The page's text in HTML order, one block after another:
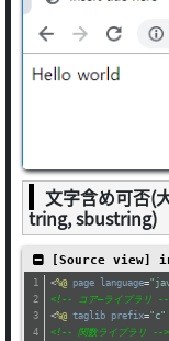
文字含め可否(
tring, sbustring)
[Source view]
<%@ page language=
<!-- コア―ライブラリ
<%@ taglib prefix="c"
<!-- 関数ライブラリ -->